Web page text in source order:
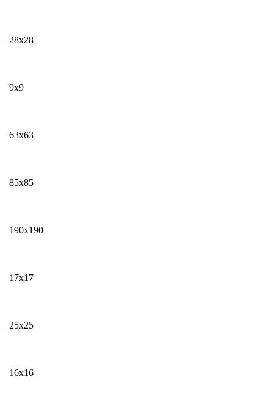
28х28
9х9
63х63
85х85
190х190
17х17
25х25
16х16